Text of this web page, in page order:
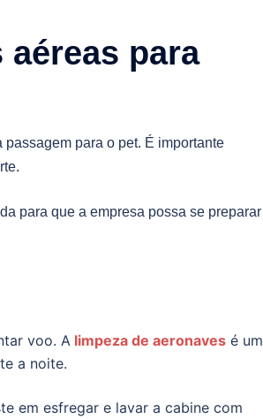
para
para o pet. É importante
para que a empresa possa se preparar
voo. A limpeza de aeronaves é um
a noite.
em esfregar e lavar a cabine com